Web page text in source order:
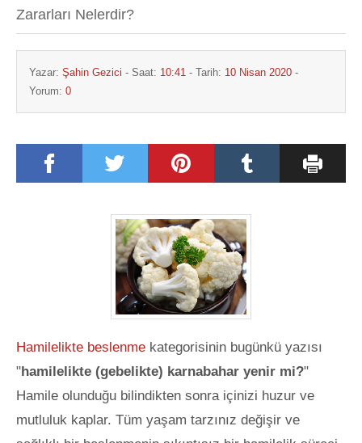
Zararları Nelerdir?
Yazar: Şahin Gezici - Saat: 10:41 - Tarih: 10 Nisan 2020 -
Yorum: 0
Hamilelikte beslenme kategorisinin bugünkü yazısı
"hamilelikte (gebelikte) karnabahar yenir mi?"
Hamile olunduğu bilindikten sonra içinizi huzur ve
mutluluk kaplar. Tüm yaşam tarzınız değişir ve